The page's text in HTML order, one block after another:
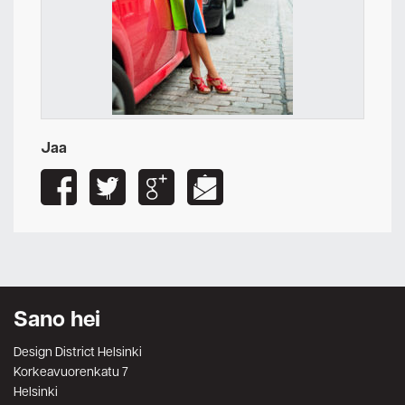
Jaa
Sano hei
Design District Helsinki
Korkeavuorenkatu 7
Helsinki